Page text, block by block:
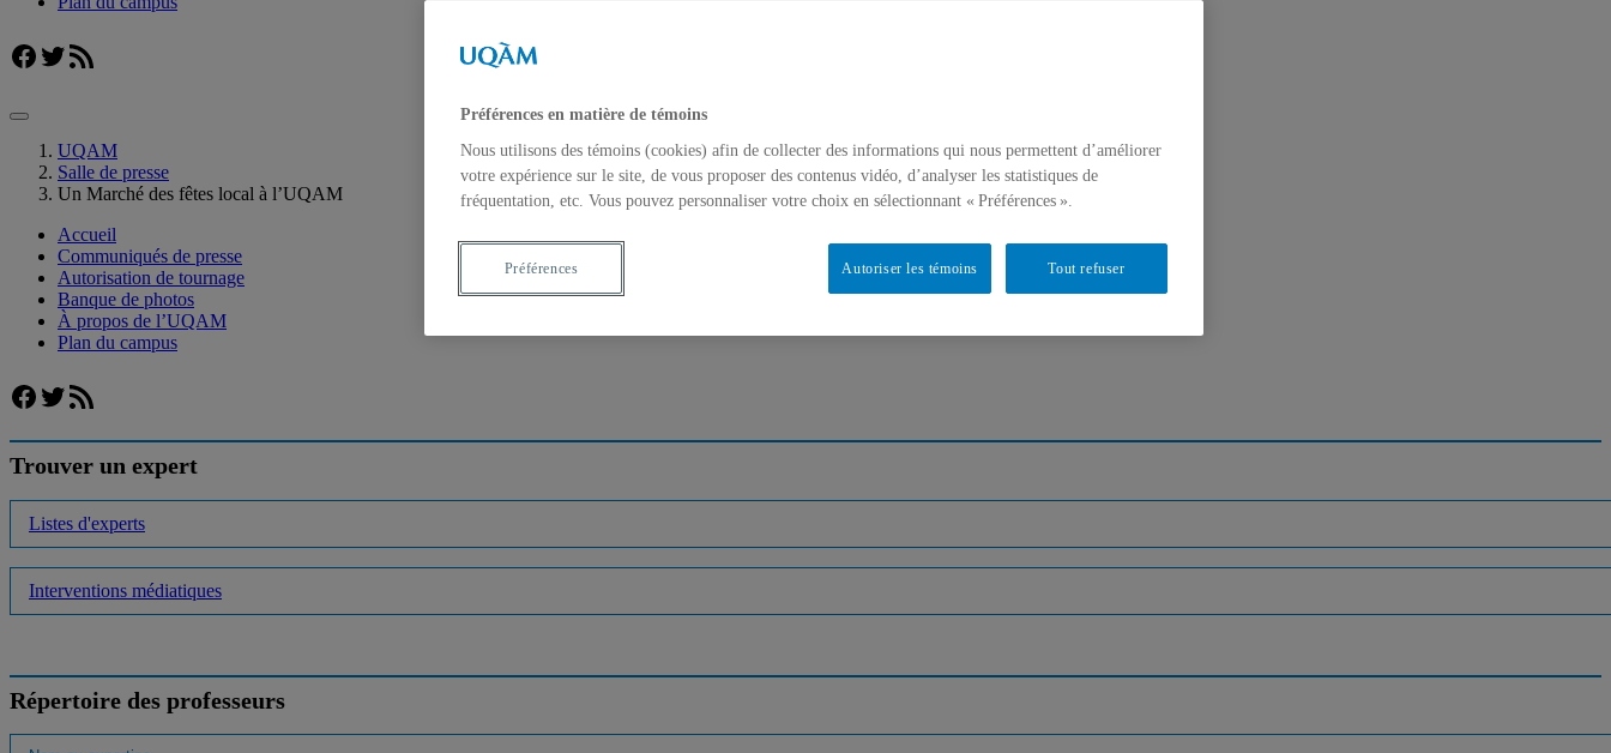
Facebook
Twitter
Flux RSS
UQAM
Salle de presse
Un Marché des fêtes local à l’UQAM
Accueil
Communiqués de presse
Autorisation de tournage
Banque de photos
À propos de l’UQAM
Plan du campus
Facebook
Twitter
Flux RSS
Trouver un expert
Listes d'experts
Interventions médiatiques
Répertoire des professeurs
Préférences en matière de témoins
Nous utilisons des témoins (cookies) afin de collecter des informations qui nous permettent d’améliorer
votre expérience sur le site, de vous proposer des contenus vidéo, d’analyser les statistiques de
fréquentation, etc. Vous pouvez personnaliser votre choix en sélectionnant « Préférences ».
Tout refuser
Autoriser les témoins
Préférences